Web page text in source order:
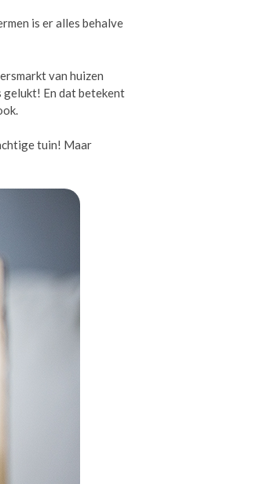
is er alles behalve
van huizen
gelukt! En dat betekent
tuin! Maar